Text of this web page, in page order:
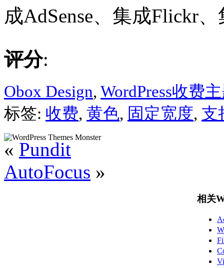
成AdSense、集成Flickr
评分:
Obox Design, WordPress收费
标签: 收费, 黄色, 固定宽度, 支
« Pundit
AutoFocus »
相关